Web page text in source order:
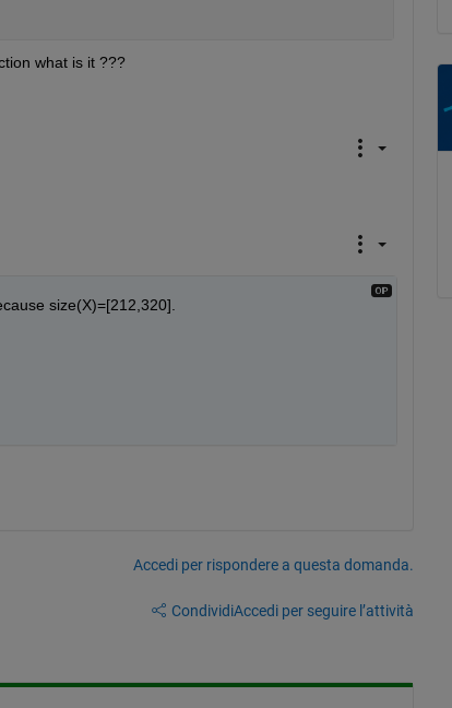
what is it ???
size(X)=[212,320].
Accedi per rispondere a questa domanda.
CondividiAccedi per seguire l’attività